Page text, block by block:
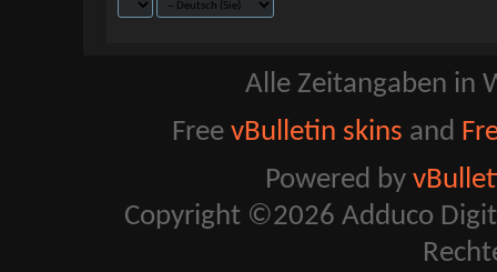
Alle Zeitangaben in
Free vBulletin skins and
Powered by
Copyright ©2026 Adduco